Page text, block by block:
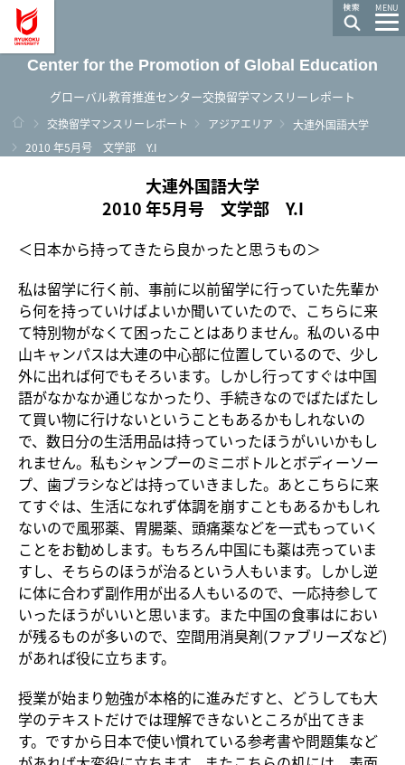
MENU
Center for the Promotion of Global Education
グローバル教育推進センター交換留学マンスリーレポート
ホーム
交換留学マンスリーレポート アジアエリア
大連外国語大学
2010 年5月号 文学部 Y.I
大連外国語大学
2010 年5月号 文学部 Y.I
＜日本から持ってきたら良かったと思うもの＞
私は留学に行く前、事前に以前留学に行っていた先輩か
ら何を持っていけばよいか聞いていたので、こちらに来
て特別物がなくて困ったことはありません。私のいる中
山キャンパスは大連の中心部に位置しているので、少し
外に出れば何でもそろいます。しかし行ってすぐは中国
語がなかなか通じなかったり、手続きなのでばたばたし
て買い物に行けないということもあるかもしれないの
で、数日分の生活用品は持っていったほうがいいかもし
れません。私もシャンプーのミニボトルとボディーソー
プ、歯ブラシなどは持っていきました。あとこちらに来
てすぐは、生活になれず体調を崩すこともあるかもしれ
ないので風邪薬、胃腸薬、頭痛薬などを一式もっていく
ことをお勧めします。もちろん中国にも薬は売っていま
すし、そちらのほうが治るという人もいます。しかし逆
に体に合わず副作用が出る人もいるので、一応持参して
いったほうがいいと思います。また中国の食事はにおい
が残るものが多いので、空間用消臭剤(ファブリーズなど)
があれば役に立ちます。
授業が始まり勉強が本格的に進みだすと、どうしても大
学のテキストだけでは理解できないところが出てきま
す。ですから日本で使い慣れている参考書や問題集など